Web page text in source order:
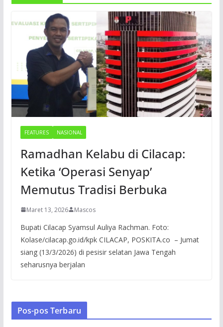
FEATURES NASIONAL
Ramadhan Kelabu di Cilacap:
Ketika ‘Operasi Senyap’
Memutus Tradisi Berbuka
Maret 13, 2026 Mascos
Bupati Cilacap Syamsul Auliya Rachman. Foto:
Kolase/cilacap.go.id/kpk CILACAP, POSKITA.co – Jumat
siang (13/3/2026) di pesisir selatan Jawa Tengah
seharusnya berjalan
Pos-pos Terbaru